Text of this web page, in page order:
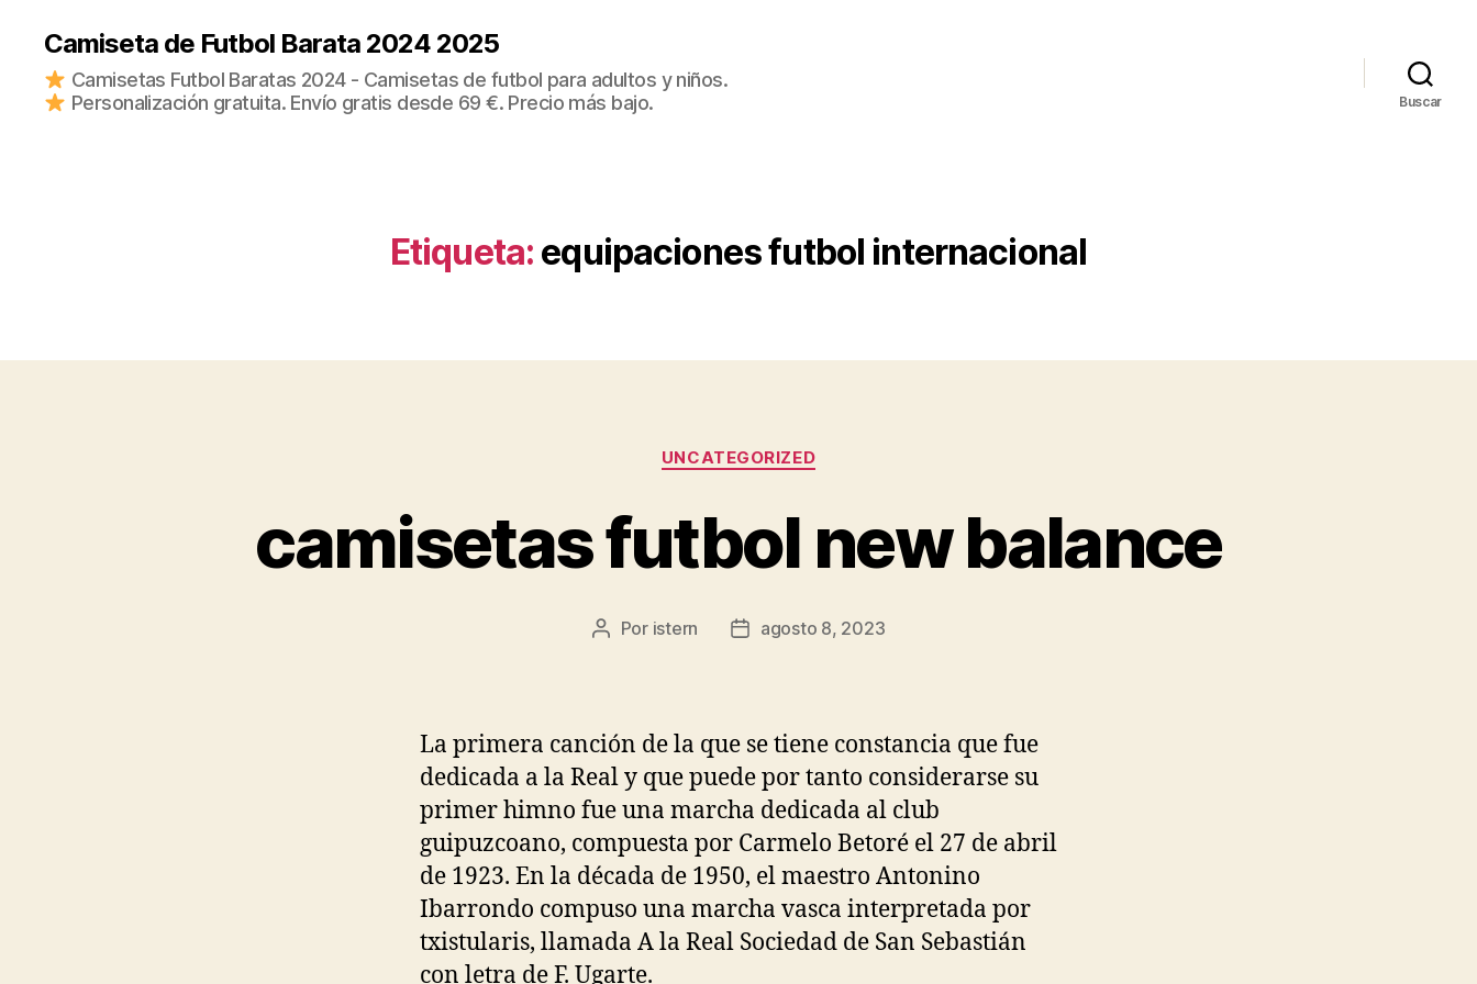
Camiseta de Futbol Barata 2024 2025
Camisetas Futbol Baratas 2024 - Camisetas de futbol para adultos y niños.
Personalización gratuita. Envío gratis desde 69 €. Precio más bajo.
Buscar
Etiqueta: equipaciones futbol internacional
Categorías
UNCATEGORIZED
camisetas futbol new balance
Autor
Por istern
Fechaagosto 8, 2023
La primera canción de la que se tiene constancia que fue
dedicada a la Real y que puede por tanto considerarse su
primer himno fue una marcha dedicada al club
guipuzcoano, compuesta por Carmelo Betoré el 27 de abril
de 1923. En la década de 1950, el maestro Antonino
Ibarrondo compuso una marcha vasca interpretada por
txistularis, llamada A la Real Sociedad de San Sebastián
con letra de F. Ugarte.